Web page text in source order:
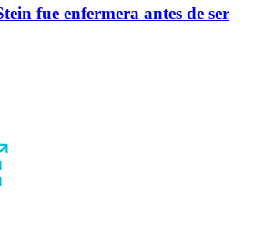
fue enfermera antes de ser